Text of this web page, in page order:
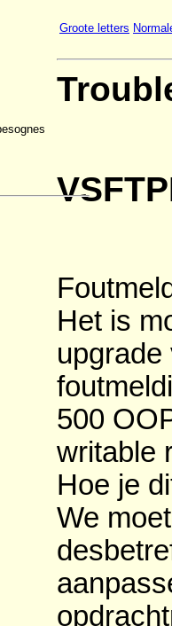
Groote letters
Het is
500
writable
Hoe je
We